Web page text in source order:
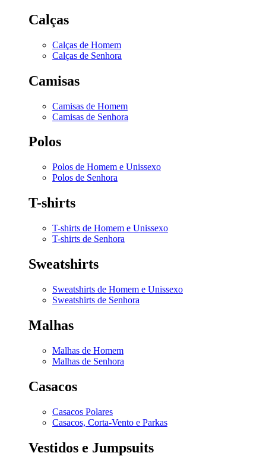
Calças
Calças de Homem
Calças de Senhora
Camisas
Camisas de Homem
Camisas de Senhora
Polos
Polos de Homem e Unissexo
Polos de Senhora
T-shirts
T-shirts de Homem e Unissexo
T-shirts de Senhora
Sweatshirts
Sweatshirts de Homem e Unissexo
Sweatshirts de Senhora
Malhas
Malhas de Homem
Malhas de Senhora
Casacos
Casacos Polares
Casacos, Corta-Vento e Parkas
Vestidos e Jumpsuits